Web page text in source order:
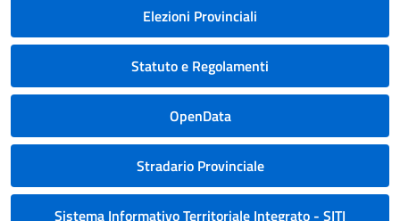
Elezioni Provinciali
Statuto e Regolamenti
OpenData
Stradario Provinciale
Sistema Informativo Territoriale Integrato - SITI